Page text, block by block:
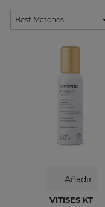
Añadir
VITISES KT